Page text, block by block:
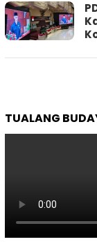
TUALANG